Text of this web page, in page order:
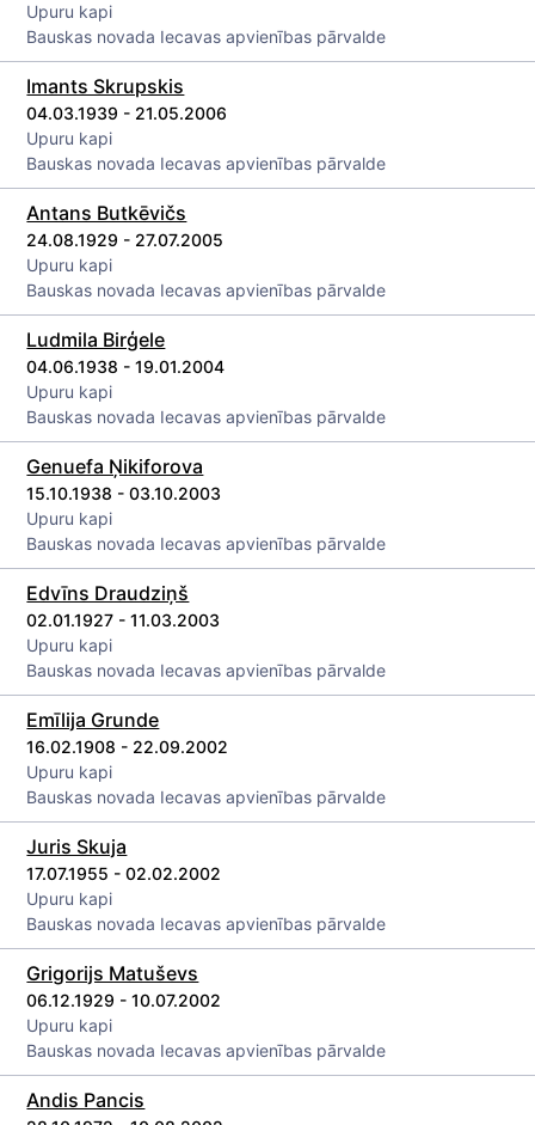
Upuru kapi
Bauskas novada Iecavas apvienības pārvalde
Imants Skrupskis
04.03.1939 - 21.05.2006
Upuru kapi
Bauskas novada Iecavas apvienības pārvalde
Antans Butkēvičs
24.08.1929 - 27.07.2005
Upuru kapi
Bauskas novada Iecavas apvienības pārvalde
Ludmila Birģele
04.06.1938 - 19.01.2004
Upuru kapi
Bauskas novada Iecavas apvienības pārvalde
Genuefa Ņikiforova
15.10.1938 - 03.10.2003
Upuru kapi
Bauskas novada Iecavas apvienības pārvalde
Edvīns Draudziņš
02.01.1927 - 11.03.2003
Upuru kapi
Bauskas novada Iecavas apvienības pārvalde
Emīlija Grunde
16.02.1908 - 22.09.2002
Upuru kapi
Bauskas novada Iecavas apvienības pārvalde
Juris Skuja
17.07.1955 - 02.02.2002
Upuru kapi
Bauskas novada Iecavas apvienības pārvalde
Grigorijs Matuševs
06.12.1929 - 10.07.2002
Upuru kapi
Bauskas novada Iecavas apvienības pārvalde
Andis Pancis